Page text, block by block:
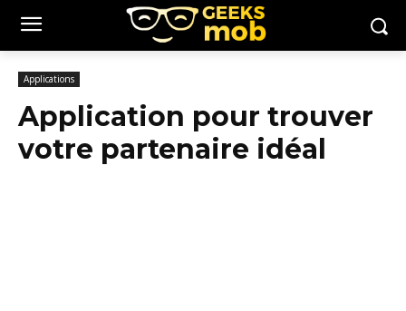
Applications
Application pour trouver
votre partenaire idéal